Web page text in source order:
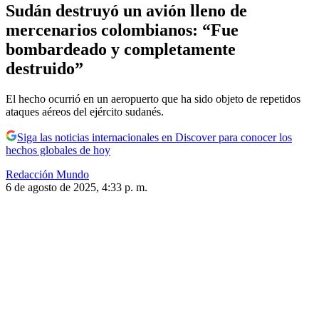
Sudán destruyó un avión lleno de
mercenarios colombianos: “Fue
bombardeado y completamente
destruido”
El hecho ocurrió en un aeropuerto que ha sido objeto de repetidos
ataques aéreos del ejército sudanés.
Siga las noticias internacionales en Discover para conocer los
hechos globales de hoy
Redacción Mundo
6 de agosto de 2025, 4:33 p. m.